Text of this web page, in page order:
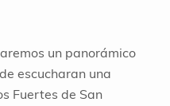
un panorámico
escucharan una
Fuertes de San